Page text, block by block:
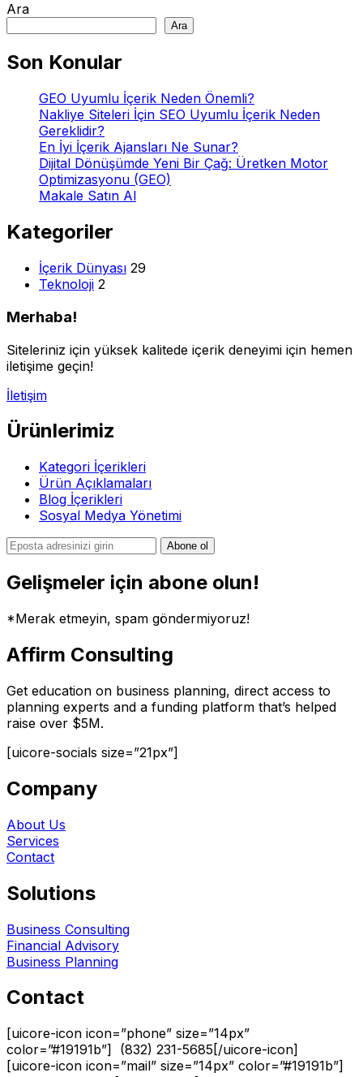
Ara
Ara
Son Konular
GEO Uyumlu İçerik Neden Önemli?
Nakliye Siteleri İçin SEO Uyumlu İçerik Neden
Gereklidir?
En İyi İçerik Ajansları Ne Sunar?
Dijital Dönüşümde Yeni Bir Çağ: Üretken Motor
Optimizasyonu (GEO)
Makale Satın Al
Kategoriler
İçerik Dünyası 29
Teknoloji 2
Merhaba!
Siteleriniz için yüksek kalitede içerik deneyimi için hemen
iletişime geçin!
İletişim
Ürünlerimiz
Kategori İçerikleri
Ürün Açıklamaları
Blog İçerikleri
Sosyal Medya Yönetimi
Abone ol
Gelişmeler için abone olun!
*Merak etmeyin, spam göndermiyoruz!
Affirm Consulting
Get education on business planning, direct access to
planning experts and a funding platform that’s helped
raise over $5M.
[uicore-socials size=”21px”]
Company
About Us
Services
Contact
Solutions
Business Consulting
Financial Advisory
Business Planning
Contact
[uicore-icon icon=”phone” size=”14px”
color=”#19191b”] (832) 231-5685[/uicore-icon]
[uicore-icon icon=”mail” size=”14px” color=”#19191b”]